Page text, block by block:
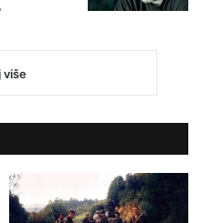
više